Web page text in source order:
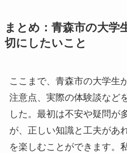
まとめ：青森市の大学
切にしたいこと
ここまで、青森市の大学生
注意点、実際の体験談など
した。最初は不安や疑問が
が、正しい知識と工夫があ
を楽しむことができます。